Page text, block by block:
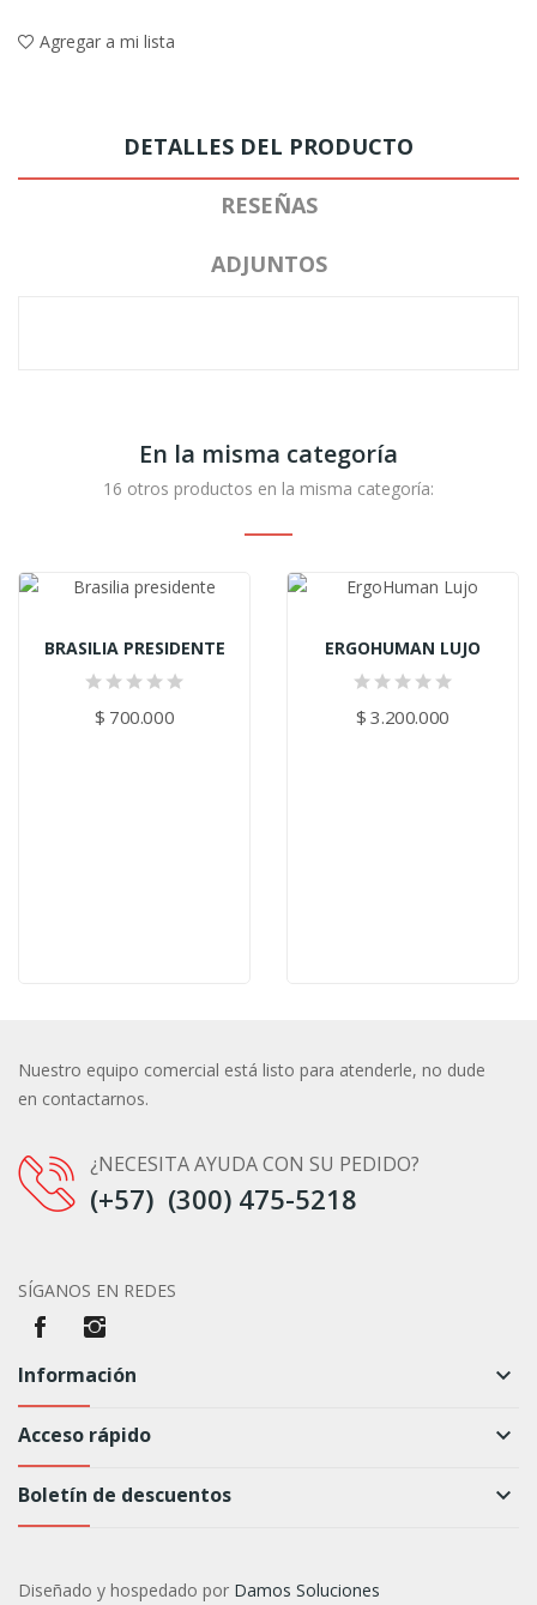
Agregar a mi lista
DETALLES DEL PRODUCTO
RESEÑAS
ADJUNTOS
En la misma categoría
16 otros productos en la misma categoría:
BRASILIA PRESIDENTE
$ 700.000
ERGOHUMAN LUJO
$ 3.200.000
Nuestro equipo comercial está listo para atenderle, no dude
en contactarnos.
¿NECESITA AYUDA CON SU PEDIDO?
(+57) (300) 475-5218
SÍGANOS EN REDES
Información keyboard_arrow_down
Acceso rápido keyboard_arrow_down
Boletín de descuentos keyboard_arrow_down
Diseñado y hospedado por Damos Soluciones